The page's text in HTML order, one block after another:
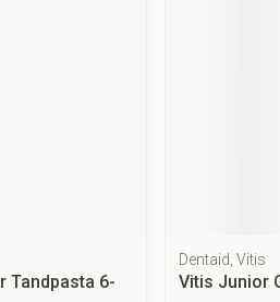
Tandpasta 6-
Dentaid, Vitis
Vitis Junior